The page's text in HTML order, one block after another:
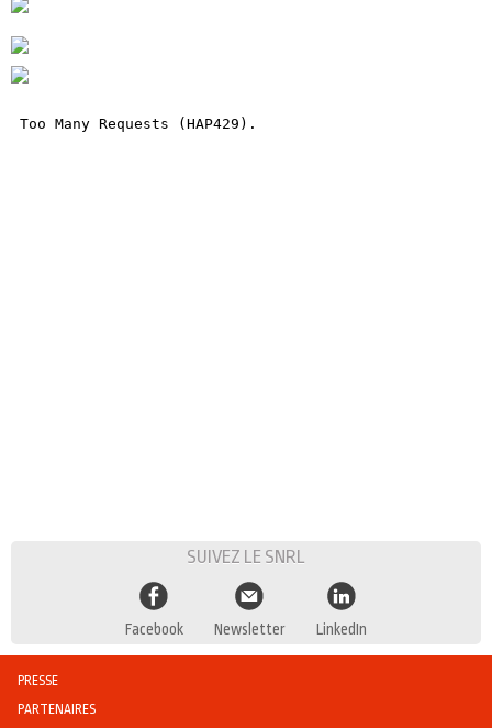
SUIVEZ LE SNRL
Facebook Newsletter LinkedIn
PRESSE
PARTENAIRES